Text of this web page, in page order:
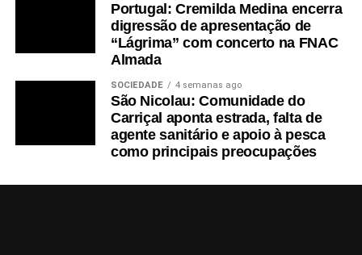
Portugal: Cremilda Medina encerra
digressão de apresentação de
“Lágrima” com concerto na FNAC
Almada
SOCIEDADE 4 semanas ago
São Nicolau: Comunidade do
Carriçal aponta estrada, falta de
agente sanitário e apoio à pesca
como principais preocupações